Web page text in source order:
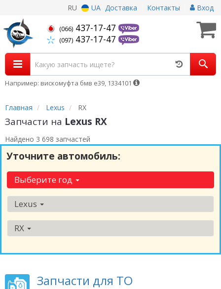
RU UA Доставка Контакты Вход
(066) 437-17-47
(097) 437-17-47
Например: вискомуфта бмв е39, 1334101
Главная Lexus RX
Запчасти на Lexus RX
Найдено 3 698 запчастей
Уточните автомобиль:
Выберите год
Lexus
RX
Запчасти для ТО